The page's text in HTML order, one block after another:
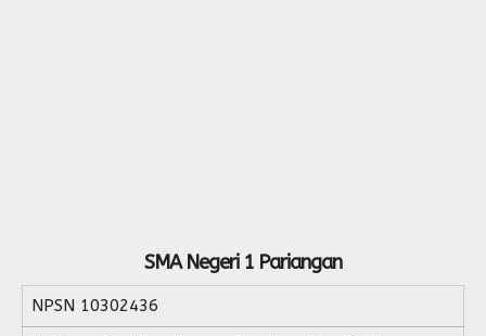
SMA Negeri 1 Pariangan
NPSN 10302436